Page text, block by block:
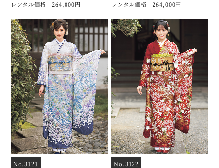
レンタル価格 264,000円
レンタル価格 264,000円
No.3121
No.3122